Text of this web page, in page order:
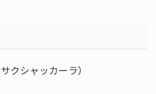
クシャッカーラ）